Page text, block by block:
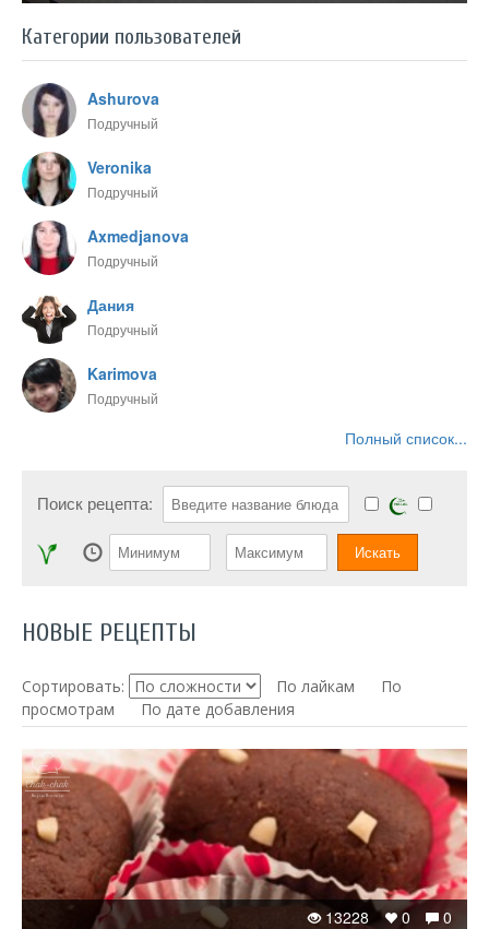
Категории пользователей
Ashurova
Подручный
Veronika
Подручный
Axmedjanova
Подручный
Дания
Подручный
Karimova
Подручный
Полный список...
Поиск рецепта:
НОВЫЕ РЕЦЕПТЫ
Сортировать: По лайкам
По
просмотрам
По дате добавления
0
0
13228